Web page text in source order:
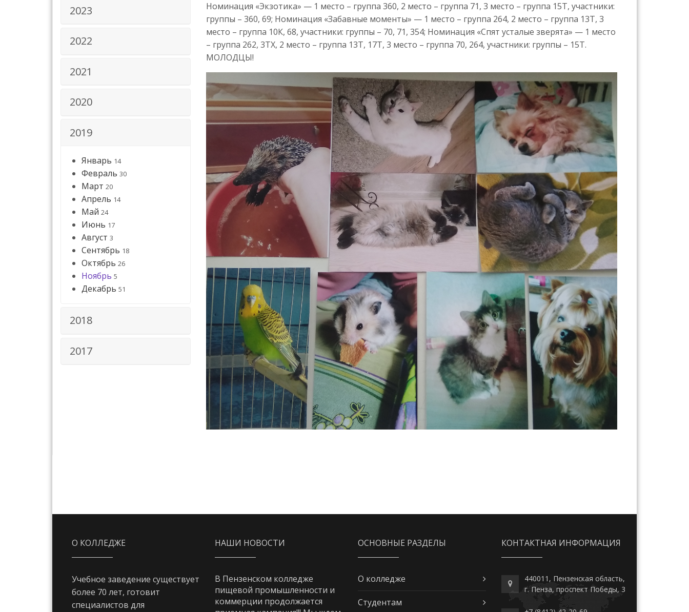
2023
2022
2021
2020
2019
Январь 14
Февраль 30
Март 20
Апрель 14
Май 24
Июнь 17
Август 3
Сентябрь 18
Октябрь 26
Ноябрь 5
Декабрь 51
2018
2017
Номинация «Экзотика» — 1 место – группа 360, 2 место – группа 71, 3 место – группа 15Т, участники:
группы – 360, 69; Номинация «Забавные моменты» — 1 место – группа 264, 2 место – группа 13Т, 3
место – группа 10К, 68, участники: группы – 70, 71, 354; Номинация «Спят усталые зверята» — 1 место
– группа 262, 3ТХ, 2 место – группа 13Т, 17Т, 3 место – группа 70, 264, участники: группы – 15Т.
МОЛОДЦЫ!
О КОЛЛЕДЖЕ
Учебное заведение существует
более 70 лет, готовит
специалистов для
НАШИ НОВОСТИ
В Пензенском колледже
пищевой промышленности и
коммерции продолжается
ОСНОВНЫЕ РАЗДЕЛЫ
О колледже
Студентам
КОНТАКТНАЯ ИНФОРМАЦИЯ
440011, Пензенская область,
г. Пенза, проспект Победы, 3